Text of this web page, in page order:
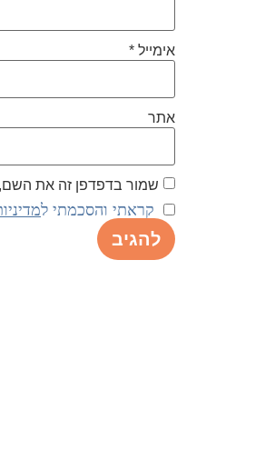
אימייל *
אתר
שמור בדפדפן זה את
קראתי והסכמתי ל